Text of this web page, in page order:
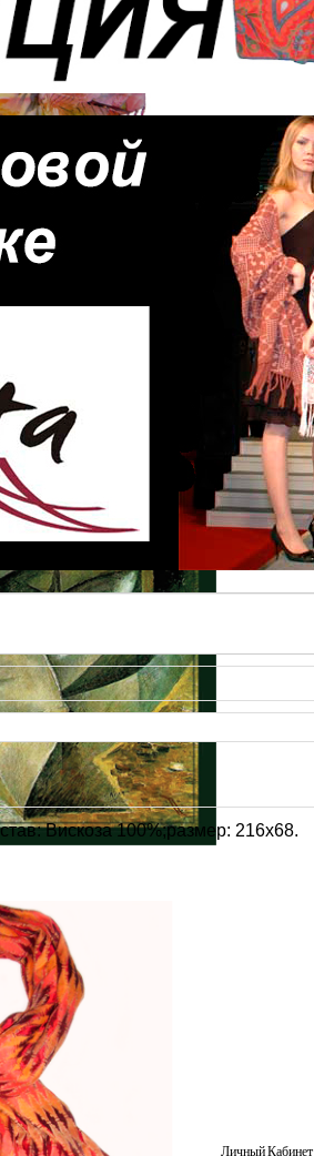
Вискоза 100%;размер: 216х68.
Личный Кабинет